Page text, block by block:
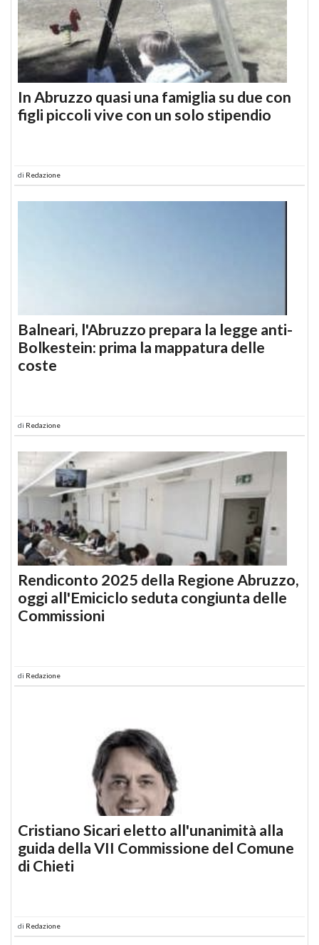
In Abruzzo quasi una famiglia su due con
figli piccoli vive con un solo stipendio
di Redazione
Balneari, l'Abruzzo prepara la legge anti-
Bolkestein: prima la mappatura delle
coste
di Redazione
Rendiconto 2025 della Regione Abruzzo,
oggi all'Emiciclo seduta congiunta delle
Commissioni
di Redazione
Cristiano Sicari eletto all'unanimità alla
guida della VII Commissione del Comune
di Chieti
di Redazione